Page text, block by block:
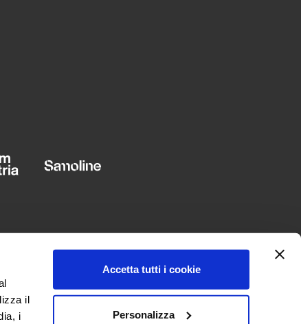
il
i
Accetta tutti i cookie
Personalizza